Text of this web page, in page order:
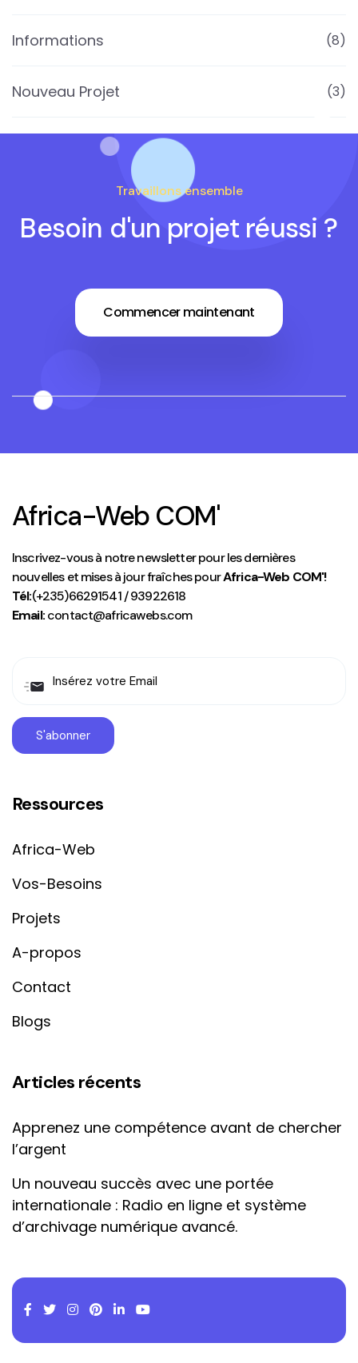
Informations (8)
Nouveau Projet (3)
Travaillons ensemble
Besoin d'un projet réussi ?
Commencer maintenant
Africa-Web COM'
Inscrivez-vous à notre newsletter pour les dernières
nouvelles et mises à jour fraîches pourAfrica-Web COM'!
Tél:(+235)66291541 / 93922618
Email:contact@africawebs.com
Ressources
Africa-Web
Vos-Besoins
Projets
A-propos
Contact
Blogs
Articles récents
Apprenez une compétence avant de chercher
l’argent
Un nouveau succès avec une portée
internationale : Radio en ligne et système
d’archivage numérique avancé.